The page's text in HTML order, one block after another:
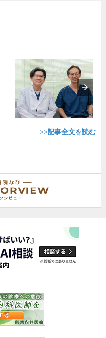
>>記事全文を読む